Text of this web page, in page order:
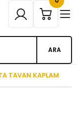
ARA
TAVAN KAPLAM